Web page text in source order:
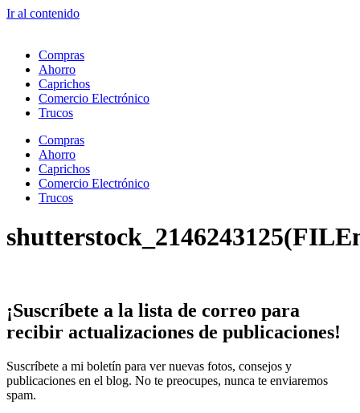
Ir al contenido
Compras
Ahorro
Caprichos
Comercio Electrónico
Trucos
Compras
Ahorro
Caprichos
Comercio Electrónico
Trucos
¡Suscríbete a la lista de correo para
recibir actualizaciones de publicaciones!
Suscríbete a mi boletín para ver nuevas fotos, consejos y
publicaciones en el blog. No te preocupes, nunca te enviaremos
spam.